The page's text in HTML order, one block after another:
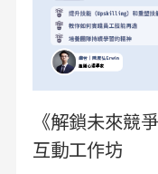
《解鎖未來競
互動工作坊